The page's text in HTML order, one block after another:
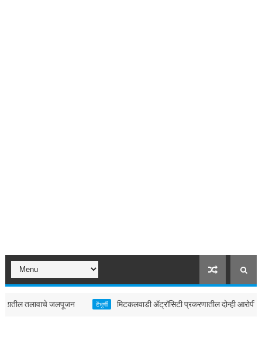
तलावाचे जलपूजन मिटकलवाडी ॲट्रॉसिटी प्रकरणातील दोन्ही आरोपींचा